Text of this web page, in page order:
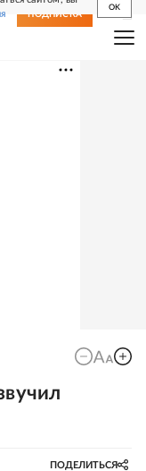
OK
ПОДПИСКА
ПОДЕЛИТЬСЯ